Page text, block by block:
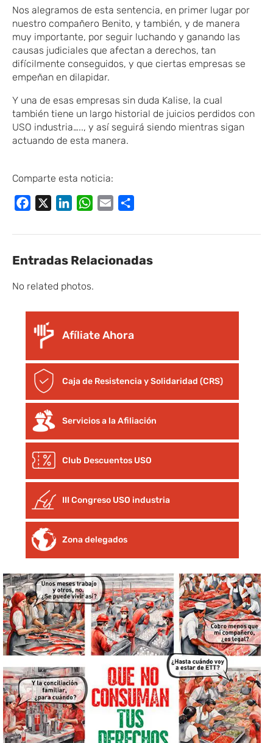
Nos alegramos de esta sentencia, en primer lugar por
nuestro compañero Benito, y también, y de manera
muy importante, por seguir luchando y ganando las
causas judiciales que afectan a derechos, tan
difícilmente conseguidos, y que ciertas empresas se
empeñan en dilapidar.
Y una de esas empresas sin duda Kalise, la cual
también tiene un largo historial de juicios perdidos con
USO industria….., y así seguirá siendo mientras sigan
actuando de esta manera.
Comparte esta noticia:
Facebook LinkedInWhatsApp
Email
Entradas Relacionadas
No related photos.
Afíliate Ahora
Caja de Resistencia y Solidaridad (CRS)
Servicios a la Afiliación
Club Descuentos USO
III Congreso USO industria
Zona delegados